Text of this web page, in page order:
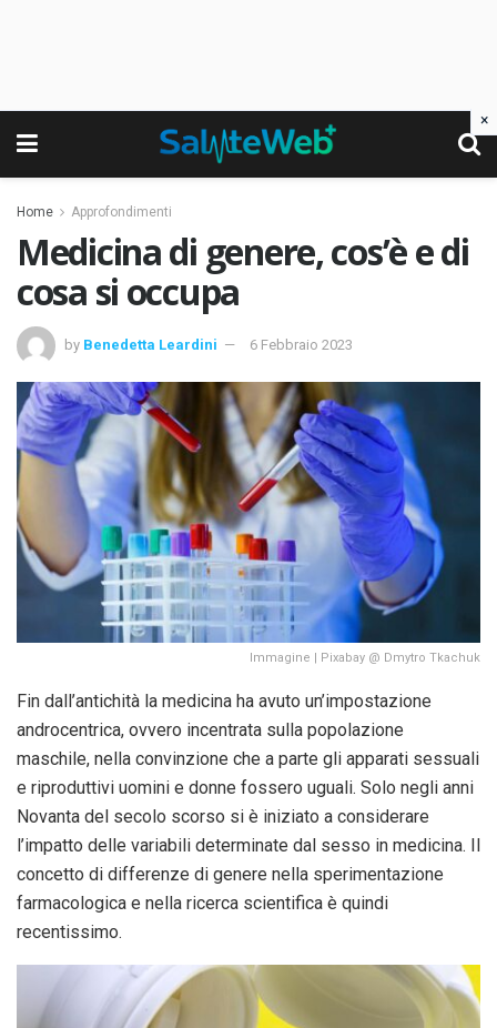
Home Approfondimenti
Medicina di genere, cos’è e di
cosa si occupa
by Benedetta Leardini 6 Febbraio 2023
Immagine | Pixabay @ Dmytro Tkachuk
Fin dall’antichità la medicina ha avuto un’impostazione
androcentrica, ovvero incentrata sulla popolazione
maschile, nella convinzione che a parte gli apparati sessuali
e riproduttivi uomini e donne fossero uguali. Solo negli anni
Novanta del secolo scorso si è iniziato a considerare
l’impatto delle variabili determinate dal sesso in medicina. Il
concetto di differenze di genere nella sperimentazione
farmacologica e nella ricerca scientifica è quindi
recentissimo.
×